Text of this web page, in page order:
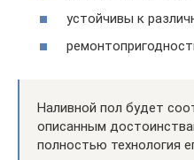
устойчивы к
Наливной пол будет
описанным
полностью технология